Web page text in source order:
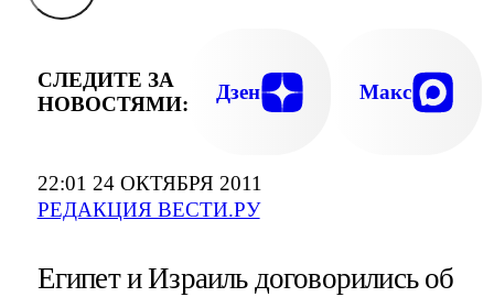
22:01 24 ОКТЯБРЯ 2011
РЕДАКЦИЯ ВЕСТИ.РУ
СЛЕДИТЕ ЗА
НОВОСТЯМИ:
Дзен Макс
Египет и Израиль договорились об